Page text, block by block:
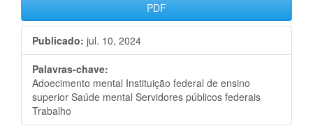
PDF
Publicado: jul. 10, 2024
Palavras-chave:
Adoecimento mental Instituição federal de ensino
superior Saúde mental Servidores públicos federais
Trabalho